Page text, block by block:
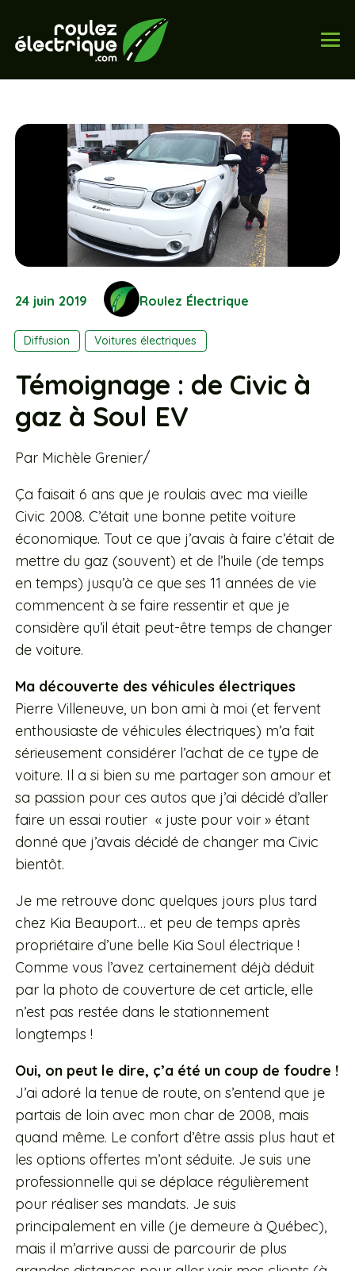
24 juin 2019 Roulez Électrique
Diffusion Voitures électriques
Témoignage : de Civic à
gaz à Soul EV
Par Michèle Grenier/
Ça faisait 6 ans que je roulais avec ma vieille
Civic 2008. C’était une bonne petite voiture
économique. Tout ce que j’avais à faire c’était de
mettre du gaz (souvent) et de l’huile (de temps
en temps) jusqu’à ce que ses 11 années de vie
commencent à se faire ressentir et que je
considère qu’il était peut-être temps de changer
de voiture.
Ma découverte des véhicules électriques
Pierre Villeneuve, un bon ami à moi (et fervent
enthousiaste de véhicules électriques) m’a fait
sérieusement considérer l’achat de ce type de
voiture. Il a si bien su me partager son amour et
sa passion pour ces autos que j’ai décidé d’aller
faire un essai routier « juste pour voir » étant
donné quej’avais décidé de changer ma Civic
bientôt.
Je me retrouve donc quelques jours plus tard
chez Kia Beauport… et peu de temps après
propriétaire d’une belle Kia Soul électrique !
Comme vous l’avez certainement déjà déduit
par la photo de couverture de cet article, elle
n’est pas restée dans le stationnement
longtemps !
Oui, on peut le dire, ç’a été un coup de foudre !
J’ai adoré la tenue de route, on s’entend que je
partais de loin avec mon char de 2008, mais
quand même. Le confort d’être assis plus haut et
les options offertes m’ont séduite. Je suis une
professionnelle qui se déplace régulièrement
pour réaliser ses mandats. Je suis
principalement en ville (je demeure à Québec),
mais il m’arrive aussi de parcourir de plus